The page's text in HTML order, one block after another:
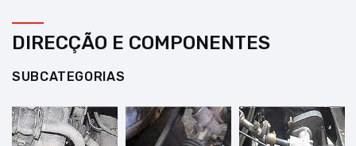
DIRECÇÃO E COMPONENTES
SUBCATEGORIAS